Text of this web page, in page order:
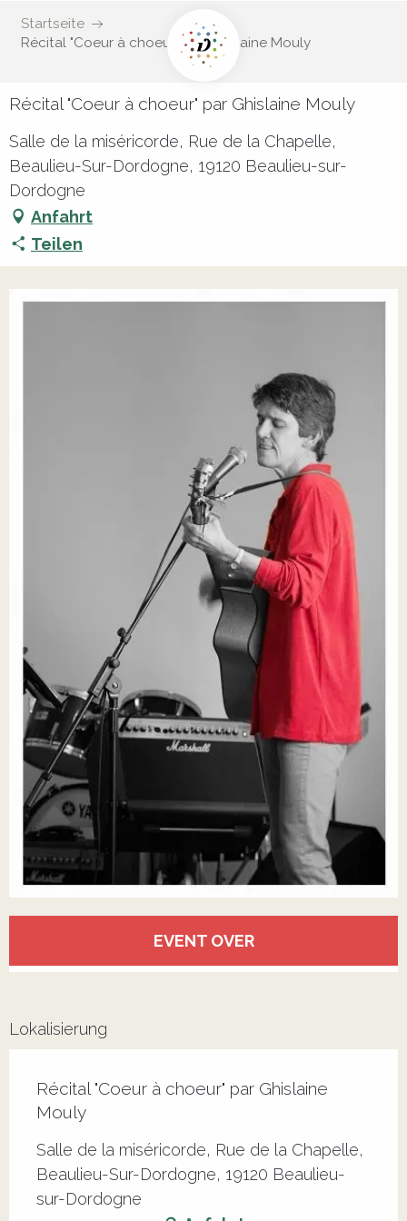
Startseite
Récital "Coeur à choeur" par Ghislaine Mouly
Récital "Coeur à choeur" par Ghislaine Mouly
Salle de la miséricorde, Rue de la Chapelle,
Beaulieu-Sur-Dordogne, 19120 Beaulieu-sur-
Dordogne
Anfahrt
Teilen
EVENT OVER
Lokalisierung
Récital "Coeur à choeur" par Ghislaine
Mouly
Salle de la miséricorde, Rue de la Chapelle,
Beaulieu-Sur-Dordogne, 19120 Beaulieu-
sur-Dordogne